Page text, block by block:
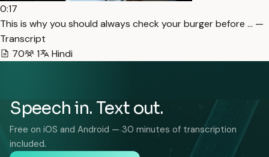
0:17
This is why you should always check your burger before … —
Transcript
70
1 Hindi
Speech in. Text out.
Free on iOS and Android — 30 minutes of transcription
included.